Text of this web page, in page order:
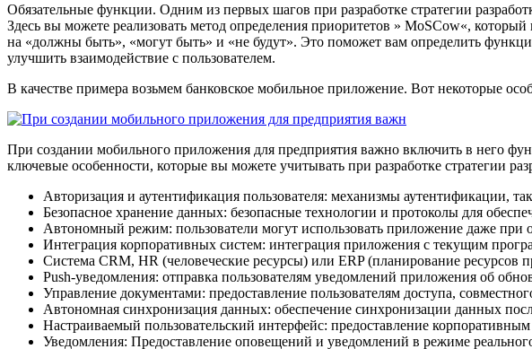
Обязательные функции. Одним из первых шагов при разработке стратегии
Здесь вы можете реализовать метод определения приоритетов » MoSCow«,
на «должны быть», «могут быть» и «не будут». Это поможет вам определить
улучшить взаимодействие с пользователем.
В качестве примера возьмем банковское мобильное приложение. Вот некоторые
При создании мобильного приложения для предприятия важно включить в него
ключевые особенности, которые вы можете учитывать при разработке стратегии
Авторизация и аутентификация пользователя: механизмы аутентификации,
Безопасное хранение данных: безопасные технологии и протоколы для
Автономный режим: пользователи могут использовать приложение даже при
Интеграция корпоративных систем: интеграция приложения с текущим
Система CRM, HR (человеческие ресурсы) или ERP (планирование ресурсов
Push-уведомления: отправка пользователям уведомлений приложения об
Управление документами: предоставление пользователям доступа,
Автономная синхронизация данных: обеспечение синхронизации данных
Настраиваемый пользовательский интерфейс: предоставление
Уведомления: Предоставление оповещений и уведомлений в режиме